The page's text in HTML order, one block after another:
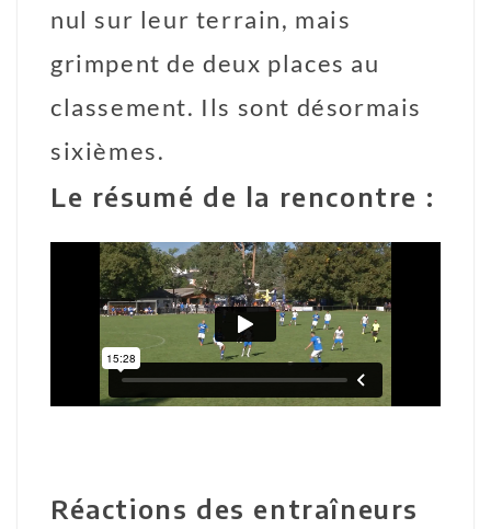
nul sur leur terrain, mais
grimpent de deux places au
classement. Ils sont désormais
sixièmes.
Le résumé de la rencontre :
Réactions des entraîneurs